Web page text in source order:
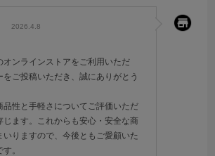
ミートボールを購入します！
2026.4.8
オンラインストアをご利用いただ
をご投稿いただき、誠にありがとう
品性と手軽さについてご評価いただ
じます。これからも安心・安全な商
いりますので、今後ともご愛顧いた
。